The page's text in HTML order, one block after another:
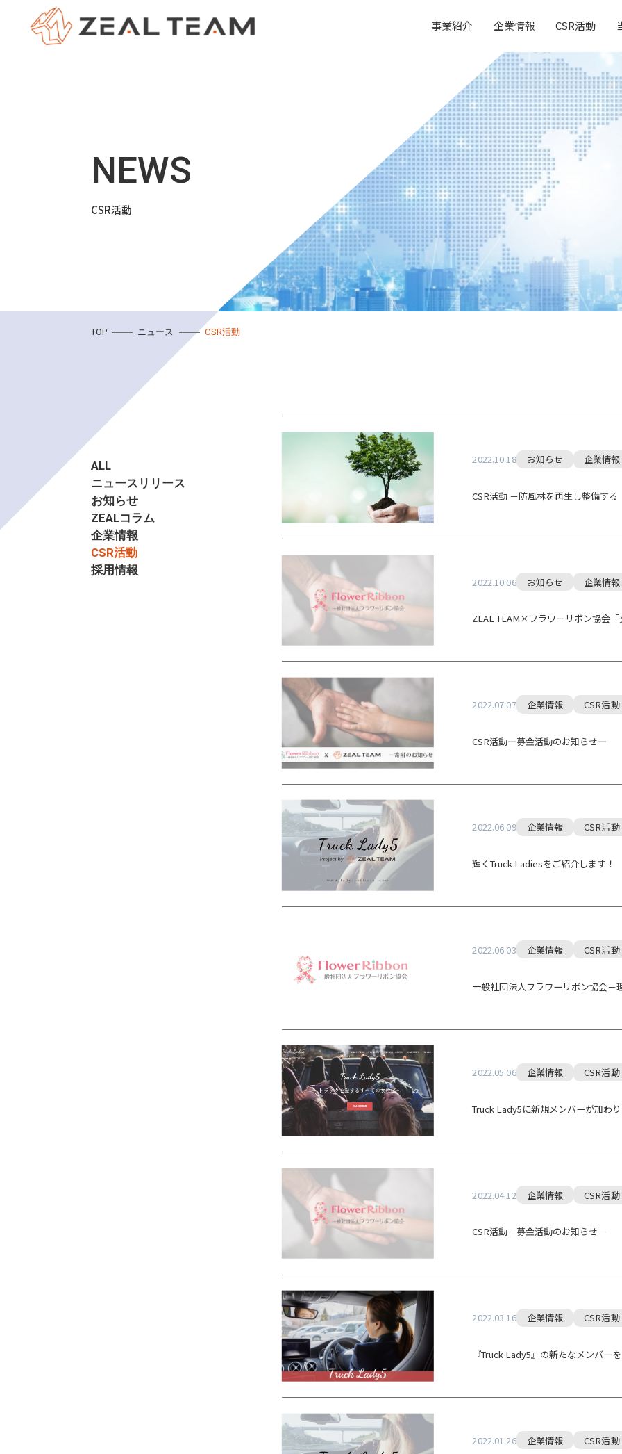
事業紹介 企業情報 CSR活動
CSR活動
TOP ニュース CSR活動
ALL
ニュースリリース
お知らせ
ZEALコラム
企業情報
CSR活動
採用情報
2022.10.18 お知らせ 企業情報
CSR活動 －防風林を再生し整備す
2022.10.06 お知らせ 企業情報
ZEAL TEAM×フラワーリボン協会「
2022.07.07 企業情報 CSR活動
CSR活動―募金活動のお知らせ―
2022.06.09 企業情報 CSR活動
輝くTruck Ladiesをご紹介します！
2022.06.03 企業情報 CSR活動
一般社団法人フラワーリボン協会－
2022.05.06 企業情報 CSR活動
Truck Lady5に新規メンバーが加わ
2022.04.12 企業情報 CSR活動
CSR活動－募金活動のお知らせ－
2022.03.16 企業情報 CSR活動
『Truck Lady5』の新たなメンバー
2022.01.26 企業情報 CSR活動